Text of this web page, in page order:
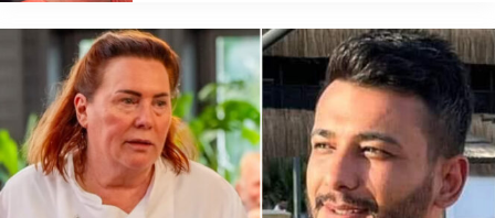
«Grenseløst ...